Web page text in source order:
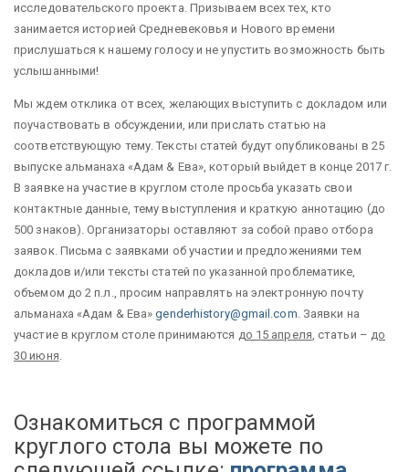
исследовательского проекта. Призываем всех тех, кто
занимается историей Средневековья и Нового времени
прислушаться к нашему голосу и не упустить возможность быть
услышанными!
Мы ждем отклика от всех, желающих выступить с докладом или
поучаствовать в обсуждении, или прислать статью на
соответствующую тему. Тексты статей будут опубликованы в 25
выпуске альманаха «Адам & Ева», который выйдет в конце 2017 г.
В заявке на участие в круглом столе просьба указать свои
контактные данные, тему выступления и краткую аннотацию (до
500 знаков). Организаторы оставляют за собой право отбора
заявок. Письма с заявками об участии и предложениями тем
докладов и/или тексты статей по указанной проблематике,
объемом до 2 п.л., просим направлять на электронную почту
альманаха «Адам & Ева» genderhistory@gmail.com. Заявки на
участие в круглом столе принимаются до 15 апреля, статьи – до
30 июня.
Ознакомиться с программой
круглого стола вы можете по